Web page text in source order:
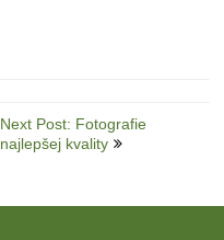
Next Post: Fotografie
najlepšej kvality